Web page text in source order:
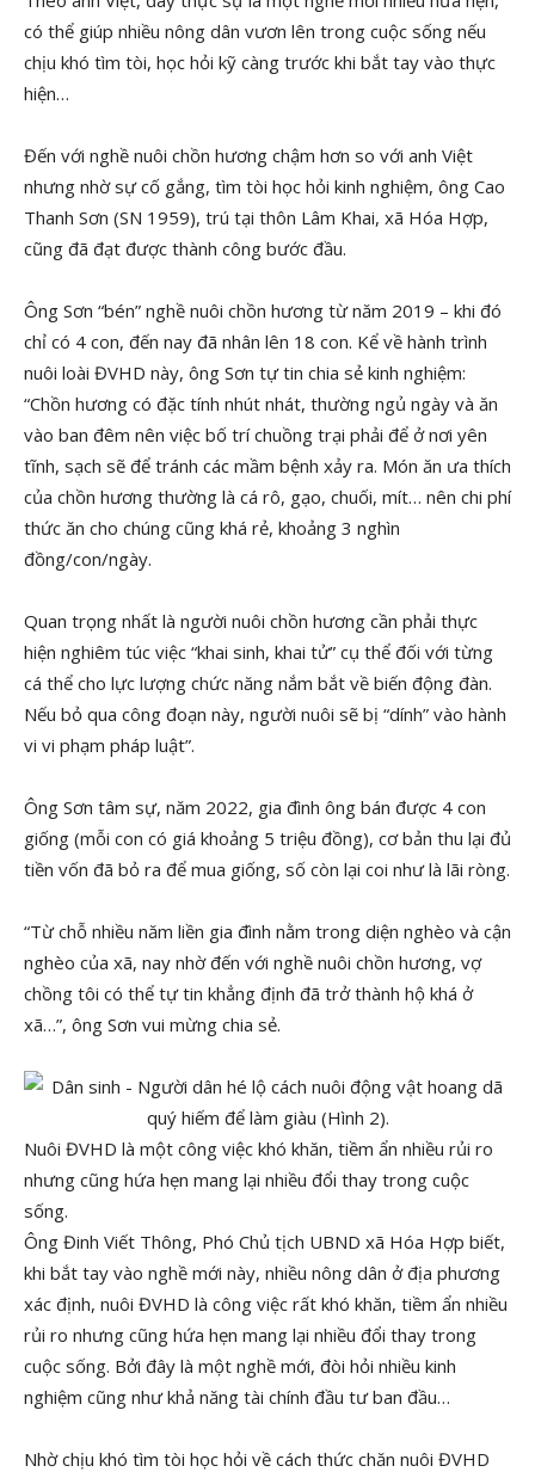
có thể giúp nhiều nông dân vươn lên trong cuộc sống nếu
chịu khó tìm tòi, học hỏi kỹ càng trước khi bắt tay vào thực
hiện…
Đến với nghề nuôi chồn hương chậm hơn so với anh Việt
nhưng nhờ sự cố gắng, tìm tòi học hỏi kinh nghiệm, ông Cao
Thanh Sơn (SN 1959), trú tại thôn Lâm Khai, xã Hóa Hợp,
cũng đã đạt được thành công bước đầu.
Ông Sơn “bén” nghề nuôi chồn hương từ năm 2019 – khi đó
chỉ có 4 con, đến nay đã nhân lên 18 con. Kể về hành trình
nuôi loài ĐVHD này, ông Sơn tự tin chia sẻ kinh nghiệm:
“Chồn hương có đặc tính nhút nhát, thường ngủ ngày và ăn
vào ban đêm nên việc bố trí chuồng trại phải để ở nơi yên
tĩnh, sạch sẽ để tránh các mầm bệnh xảy ra. Món ăn ưa thích
của chồn hương thường là cá rô, gạo, chuối, mít… nên chi phí
thức ăn cho chúng cũng khá rẻ, khoảng 3 nghìn
đồng/con/ngày.
Quan trọng nhất là người nuôi chồn hương cần phải thực
hiện nghiêm túc việc “khai sinh, khai tử” cụ thể đối với từng
cá thể cho lực lượng chức năng nắm bắt về biến động đàn.
Nếu bỏ qua công đoạn này, người nuôi sẽ bị “dính” vào hành
vi vi phạm pháp luật”.
Ông Sơn tâm sự, năm 2022, gia đình ông bán được 4 con
giống (mỗi con có giá khoảng 5 triệu đồng), cơ bản thu lại đủ
tiền vốn đã bỏ ra để mua giống, số còn lại coi như là lãi ròng.
“Từ chỗ nhiều năm liền gia đình nằm trong diện nghèo và cận
nghèo của xã, nay nhờ đến với nghề nuôi chồn hương, vợ
chồng tôi có thể tự tin khẳng định đã trở thành hộ khá ở
xã…”, ông Sơn vui mừng chia sẻ.
Nuôi ĐVHD là một công việc khó khăn, tiềm ẩn nhiều rủi ro
nhưng cũng hứa hẹn mang lại nhiều đổi thay trong cuộc
sống.
Ông Đinh Viết Thông, Phó Chủ tịch UBND xã Hóa Hợp biết,
khi bắt tay vào nghề mới này, nhiều nông dân ở địa phương
xác định, nuôi ĐVHD là công việc rất khó khăn, tiềm ẩn nhiều
rủi ro nhưng cũng hứa hẹn mang lại nhiều đổi thay trong
cuộc sống. Bởi đây là một nghề mới, đòi hỏi nhiều kinh
nghiệm cũng như khả năng tài chính đầu tư ban đầu…
Nhờ chịu khó tìm tòi học hỏi về cách thức chăn nuôi ĐVHD